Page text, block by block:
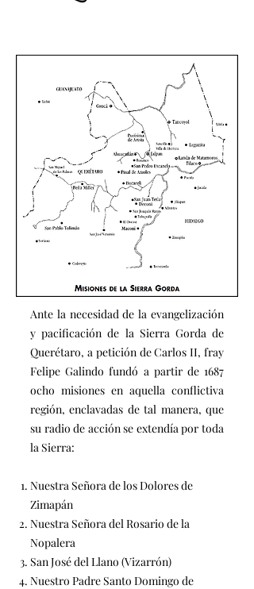
Ante la necesidad de la evangelización
y pacificación de la Sierra Gorda de
Querétaro, a petición de Carlos II, fray
Felipe Galindo fundó a partir de 1687
ocho misiones en aquella conflictiva
región, enclavadas de tal manera, que
su radio de acción se extendía por toda
la Sierra:
Nuestra Señora de los Dolores de
Zimapán
Nuestra Señora del Rosario de la
Nopalera
San José del Llano (Vizarrón)
Nuestro Padre Santo Domingo de